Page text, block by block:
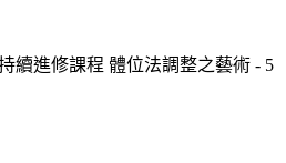
續進修課程 體位法調整之藝術 - 5